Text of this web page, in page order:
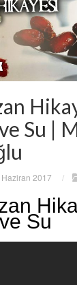
Su |
2017 /
Su